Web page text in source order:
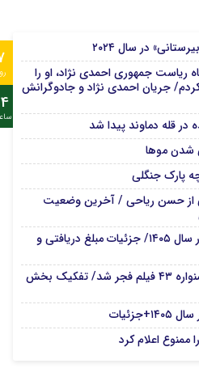
در سال ۲۰۲۴
ریاست جمهوری احمدی نژاد، او را
جریان احمدی نژاد و جادوگرانش
در قله دماوند پیدا شد
شدن موها
پارک جنگلی
از حسن ریاحی / آخرین وضعیت
شرایط دریافت وام مسکن در سال ۱۴۰۵/ جزئیات مبلغ دریافتی و
منوچهر شاهسواری دبیر جشنواره ۴۳ فیلم فجر شد/ تفکیک بخش
اعلام کرد